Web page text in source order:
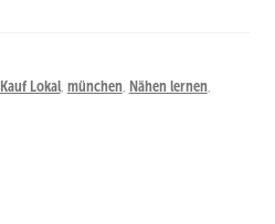
Kauf Lokal, münchen, Nähen lernen,